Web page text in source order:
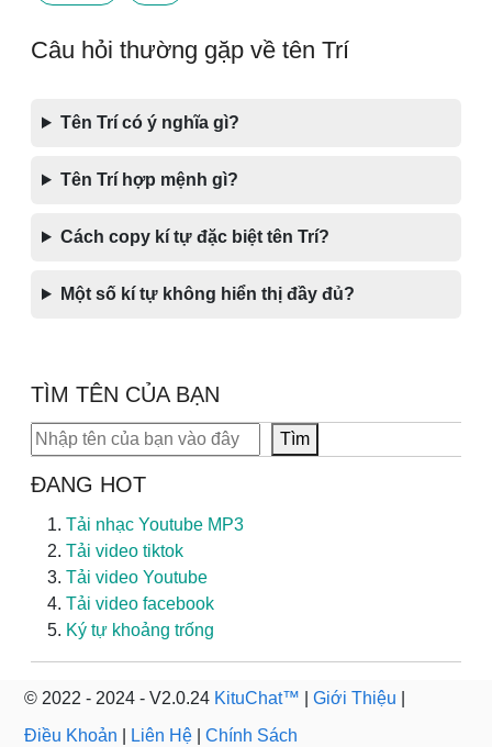
Câu hỏi thường gặp về tên Trí
Tên Trí có ý nghĩa gì?
Tên Trí hợp mệnh gì?
Cách copy kí tự đặc biệt tên Trí?
Một số kí tự không hiển thị đầy đủ?
TÌM TÊN CỦA BẠN
Tìm kiếm Tìm
ĐANG HOT
Tải nhạc Youtube MP3
Tải video tiktok
Tải video Youtube
Tải video facebook
Ký tự khoảng trống
© 2022 - 2024 - V2.0.24 KituChat™ Giới Thiệu
Điều Khoản
Liên Hệ Chính Sách